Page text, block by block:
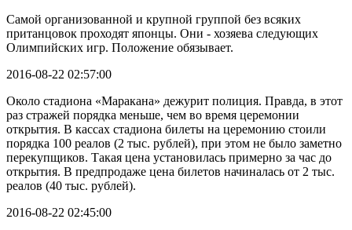
Самой организованной и крупной группой без всяких
пританцовок проходят японцы. Они - хозяева следующих
Олимпийских игр. Положение обязывает.
2016-08-22 02:57:00
Около стадиона «Маракана» дежурит полиция. Правда, в этот
раз стражей порядка меньше, чем во время церемонии
открытия. В кассах стадиона билеты на церемонию стоили
порядка 100 реалов (2 тыс. рублей), при этом не было заметно
перекупщиков. Такая цена установилась примерно за час до
открытия. В предпродаже цена билетов начиналась от 2 тыс.
реалов (40 тыс. рублей).
2016-08-22 02:45:00